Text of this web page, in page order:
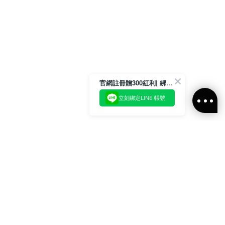
官網註冊贈300紅利| 綁定LINE再領取專屬優惠
立刻綁定LINE 帳號